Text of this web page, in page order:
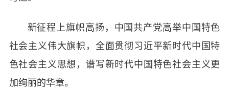
新征程上旗帜高扬，中国共产党高举中国特色
社会主义伟大旗帜，全面贯彻习近平新时代中国特
色社会主义思想，谱写新时代中国特色社会主义更
加绚丽的华章。